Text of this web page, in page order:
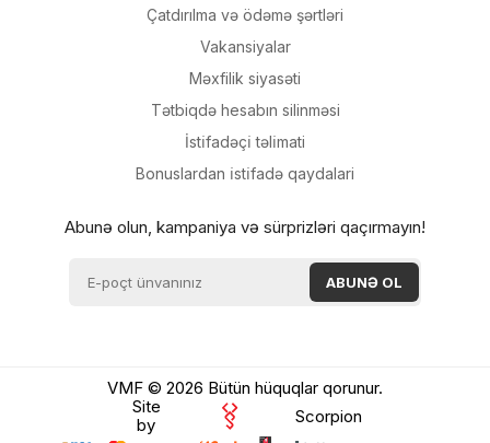
Çatdırılma və ödəmə şərtləri
Vakansiyalar
Məxfilik siyasəti
Tətbiqdə hesabın silinməsi
İsti̇fadəçi̇ təli̇mati
Bonuslardan i̇sti̇fadə qaydalari
Abunə olun, kampaniya və sürprizləri qaçırmayın!
VMF © 2026 Bütün hüquqlar qorunur.
Site
by
Scorpion